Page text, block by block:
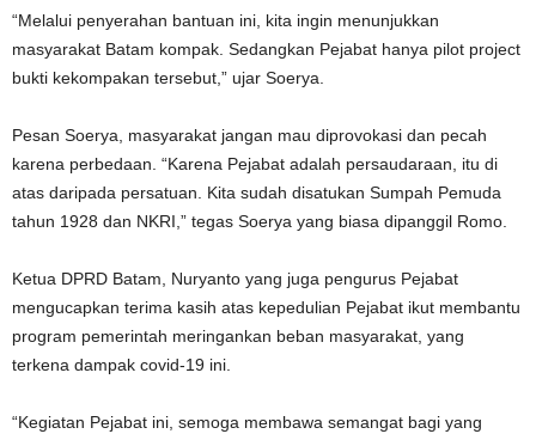
“Melalui penyerahan bantuan ini, kita ingin menunjukkan
masyarakat Batam kompak. Sedangkan Pejabat hanya pilot project
bukti kekompakan tersebut,” ujar Soerya.
Pesan Soerya, masyarakat jangan mau diprovokasi dan pecah
karena perbedaan. “Karena Pejabat adalah persaudaraan, itu di
atas daripada persatuan. Kita sudah disatukan Sumpah Pemuda
tahun 1928 dan NKRI,” tegas Soerya yang biasa dipanggil Romo.
Ketua DPRD Batam, Nuryanto yang juga pengurus Pejabat
mengucapkan terima kasih atas kepedulian Pejabat ikut membantu
program pemerintah meringankan beban masyarakat, yang
terkena dampak covid-19 ini.
“Kegiatan Pejabat ini, semoga membawa semangat bagi yang